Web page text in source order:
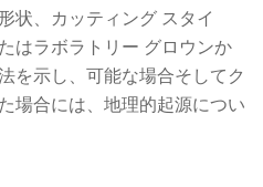
状、カッティング スタイ
はラボラトリー グロウンか
を示し、可能な場合そしてク
場合には、地理的起源につい